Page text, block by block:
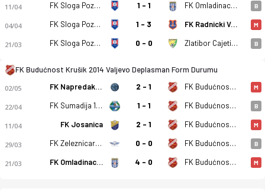
11/04 FK Sloga Pozega 1 - 1 FK Omladinac Zablace B
04/04 FK Sloga Pozega 1 - 3 FK Radnicki Valjevo M
21/03 FK Sloga Pozega 0 - 0 Zlatibor Cajetina B
FK Budućnost Krušik 2014 Valjevo Deplasman Form Durumu
02/05 FK Napredak Markovac 2 - 1 FK Budućnost Krušik 2014 Valjevo M
22/04 FK Sumadija 1903 Kragujevac 1 - 1 FK Budućnost Krušik 2014 Valjevo B
11/04 FK Josanica 2 - 1 FK Budućnost Krušik 2014 Valjevo M
29/03 FK Zeleznicar Lajkovac 0 - 0 FK Budućnost Krušik 2014 Valjevo B
21/03 FK Omladinac Zablace 4 - 0 FK Budućnost Krušik 2014 Valjevo M